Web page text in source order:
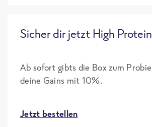
Sicher dir jetzt High Protein
Ab sofort gibts die Box zum
deine Gains mit 10%.
Jetzt bestellen